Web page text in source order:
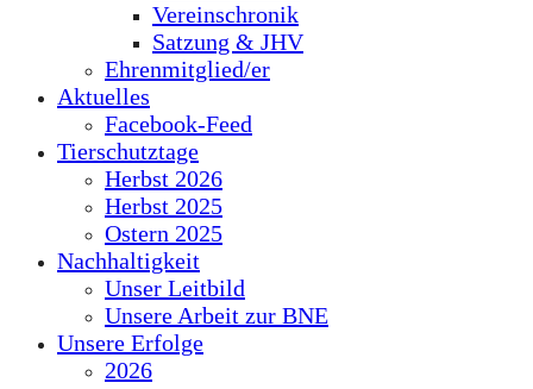
Vereinschronik
Satzung & JHV
Ehrenmitglied/er
Aktuelles
Facebook-Feed
Tierschutztage
Herbst 2026
Herbst 2025
Ostern 2025
Nachhaltigkeit
Unser Leitbild
Unsere Arbeit zur BNE
Unsere Erfolge
2026